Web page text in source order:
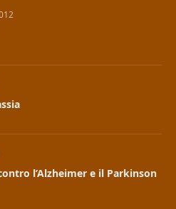
l’Alzheimer e il Parkinson